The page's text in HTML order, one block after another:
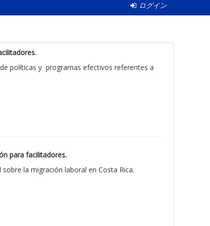
ログイン
políticas y programas efectivos referentes a
para facilitadores.
la migración laboral en Costa Rica.